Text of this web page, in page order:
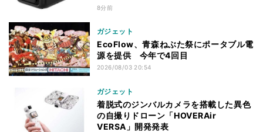
8分前
ガジェット
EcoFlow、青森ねぶた祭にポータブル電
源を提供 今年で4回目
2026/08/03 20:54
ガジェット
着脱式のジンバルカメラを搭載した異色
の自撮りドローン「HOVERAir
VERSA」開発発表